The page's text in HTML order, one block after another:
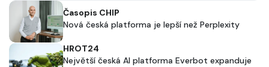
Časopis CHIP
Nová česká platforma je lepší než Perplexity
HROT24
Největší česká AI platforma Everbot expanduje